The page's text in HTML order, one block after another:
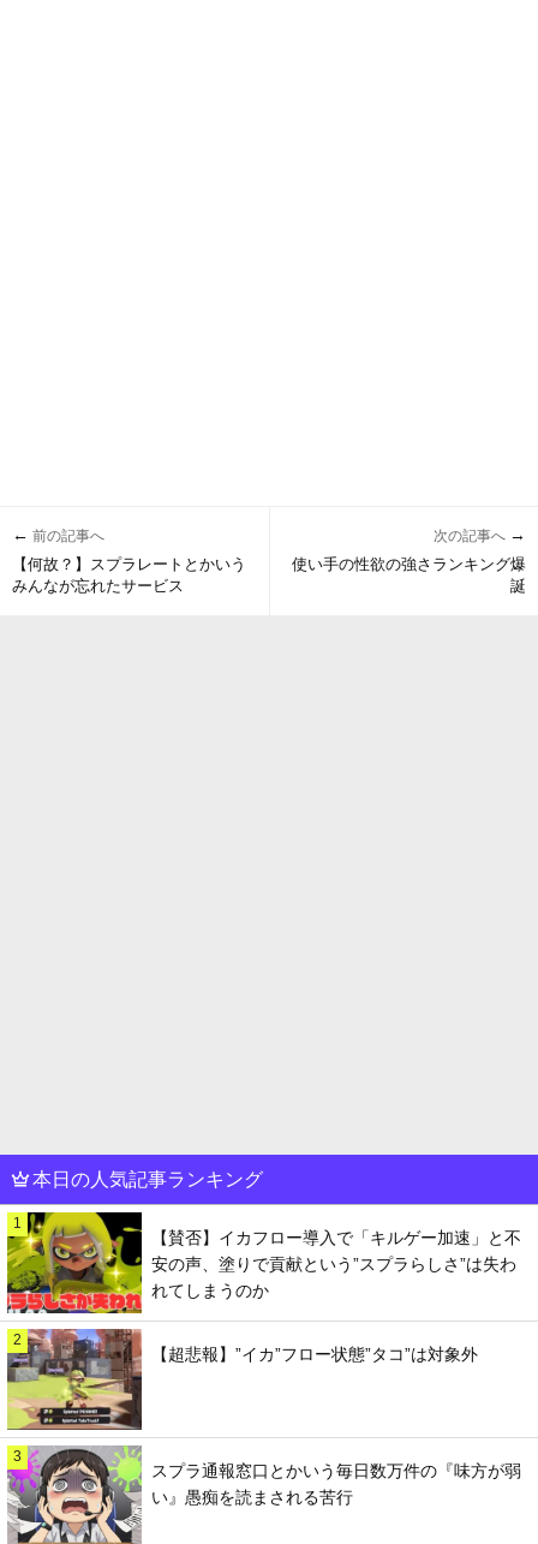
← 前の記事へ
【何故？】スプラレートとかいう
みんなが忘れたサービス
次の記事へ →
使い手の性欲の強さランキング爆
誕
本日の人気記事ランキング
1
【賛否】イカフロー導入で「キルゲー加速」と不
安の声、塗りで貢献という”スプラらしさ”は失わ
れてしまうのか
2
【超悲報】”イカ”フロー状態”タコ”は対象外
3
スプラ通報窓口とかいう毎日数万件の『味方が弱
い』愚痴を読まされる苦行